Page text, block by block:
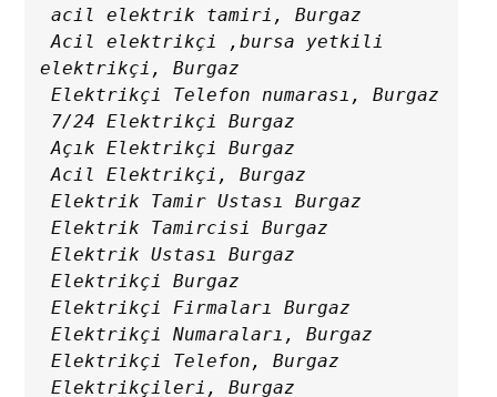
acil elektrik tamiri, Burgaz
Acil elektrikçi ,bursa yetkili
elektrikçi, Burgaz
Elektrikçi Telefon numarası, Burgaz
Açık Elektrikçi Burgaz
Acil Elektrikçi, Burgaz
Elektrik Tamir Ustası Burgaz
Elektrik Tamircisi Burgaz
Elektrik Ustası Burgaz
Elektrikçi Burgaz
Elektrikçi Firmaları Burgaz
Elektrikçi Numaraları, Burgaz
Elektrikçi Telefon, Burgaz
Elektrikçileri, Burgaz